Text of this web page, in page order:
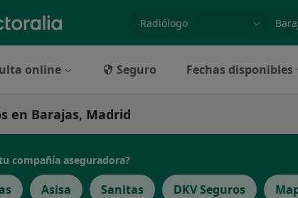
especialidad, enfermedad o
online Seguro Fechas disponibles
en Barajas, Madrid
compañía aseguradora?
Asisa Sanitas DKV Seguros